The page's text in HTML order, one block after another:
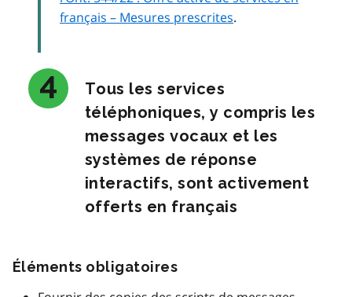
français – Mesures prescrites.
Tous les services
téléphoniques, y compris les
messages vocaux et les
systèmes de réponse
interactifs, sont activement
offerts en français
Éléments obligatoires